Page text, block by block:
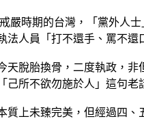
嚴時期的台灣，「黨外人
法人員「打不還手、罵不
天脫胎換骨，二度執政，
己所不欲勿施於人」這句老
質上未臻完美，但經過四